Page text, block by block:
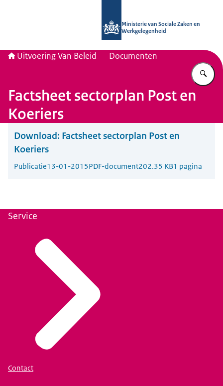
Ministerie van Sociale Zaken en
Werkgelegenheid
Uitvoering Van Beleid Documenten
Factsheet sectorplan Post en
Koeriers
Download: Factsheet sectorplan Post en
Koeriers
Publicatie13-01-2015PDF-document202.35 KB1 pagina
Service
Contact